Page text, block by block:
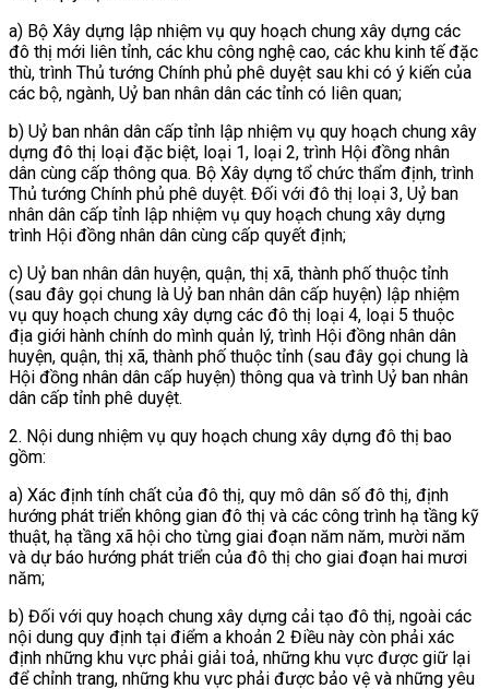
a) Bộ Xây dựng lập nhiệm vụ quy hoạch chung xây dựng các
đô thị mới liên tỉnh, các khu công nghệ cao, các khu kinh tế đặc
thù, trình Thủ tướng Chính phủ phê duyệt sau khi có ý kiến của
các bộ, ngành, Uỷ ban nhân dân các tỉnh có liên quan;
b) Uỷ ban nhân dân cấp tỉnh lập nhiệm vụ quy hoạch chung xây
dựng đô thị loại đặc biệt, loại 1, loại 2, trình Hội đồng nhân
dân cùng cấp thông qua. Bộ Xây dựng tổ chức thẩm định, trình
Thủ tướng Chính phủ phê duyệt. Đối với đô thị loại 3, Uỷ ban
nhân dân cấp tỉnh lập nhiệm vụ quy hoạch chung xây dựng
trình Hội đồng nhân dân cùng cấp quyết định;
c) Uỷ ban nhân dân huyện, quận, thị xã, thành phố thuộc tỉnh
(sau đây gọi chung là Uỷ ban nhân dân cấp huyện) lập nhiệm
vụ quy hoạch chung xây dựng các đô thị loại 4, loại 5 thuộc
địa giới hành chính do mình quản lý, trình Hội đồng nhân dân
huyện, quận, thị xã, thành phố thuộc tỉnh (sau đây gọi chung là
Hội đồng nhân dân cấp huyện) thông qua và trình Uỷ ban nhân
dân cấp tỉnh phê duyệt.
2. Nội dung nhiệm vụ quy hoạch chung xây dựng đô thị bao
gồm:
a) Xác định tính chất của đô thị, quy mô dân số đô thị, định
hướng phát triển không gian đô thị và các công trình hạ tầng kỹ
thuật, hạ tầng xã hội cho từng giai đoạn năm năm, mười năm
và dự báo hướng phát triển của đô thị cho giai đoạn hai mươi
năm;
b) Đối với quy hoạch chung xây dựng cải tạo đô thị, ngoài các
nội dung quy định tại điểm a khoản 2 Điều này còn phải xác
định những khu vực phải giải toả, những khu vực được giữ lại
để chỉnh trang, những khu vực phải được bảo vệ và những yêu